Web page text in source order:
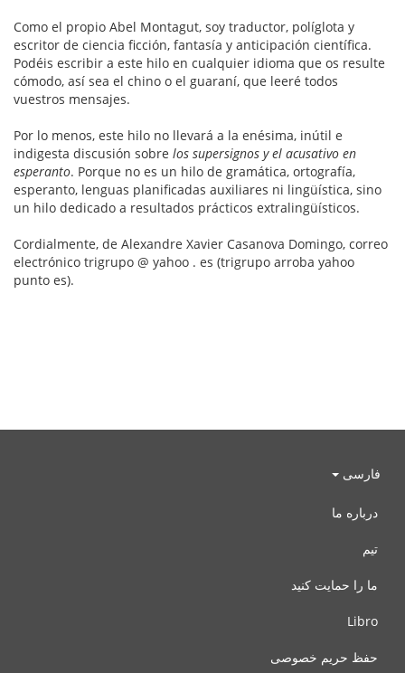
Como el propio Abel Montagut, soy traductor, políglota y
escritor de ciencia ficción, fantasía y anticipación científica.
Podéis escribir a este hilo en cualquier idioma que os resulte
cómodo, así sea el chino o el guaraní, que leeré todos
vuestros mensajes.
Por lo menos, este hilo no llevará a la enésima, inútil e
indigesta discusión sobre los supersignos y el acusativo en
esperanto. Porque no es un hilo de gramática, ortografía,
esperanto, lenguas planificadas auxiliares ni lingüística, sino
un hilo dedicado a resultados prácticos extralingüísticos.
Cordialmente, de Alexandre Xavier Casanova Domingo, correo
electrónico trigrupo @ yahoo . es (trigrupo arroba yahoo
punto es).
فارسی
درباره ما
تیم
ما را حمایت کنید
Libro
حفظ حریم خصوصی